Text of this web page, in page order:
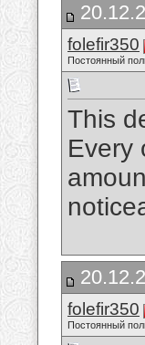
folefir350
Постоянный
This
Every
folefir350
Постоянный